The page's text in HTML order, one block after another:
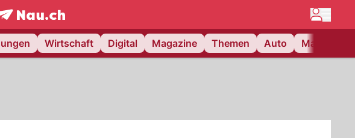
NAU.ch
Wirtschaft Digital Magazine Themen Auto Matchcenter